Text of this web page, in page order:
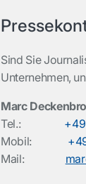
Sind Sie
Unternehmen,
Marc
Tel.:
Mobil:
Mail: